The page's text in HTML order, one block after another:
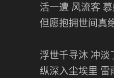
活一遭 风流客
但愿抱拥世间真
浮世千寻沐 冲淡
纵深入尘埃里 雷